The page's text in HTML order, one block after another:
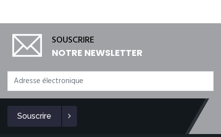
SOUSCRIRE
NOTRE NEWSLETTER
Souscrire